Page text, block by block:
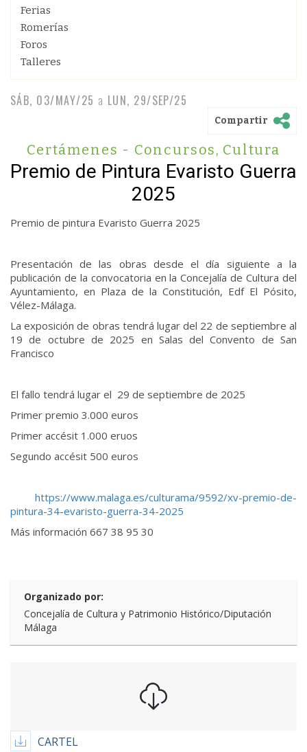
Ferias
Romerías
Foros
Talleres
SÁB, 03/MAY/25 a LUN, 29/SEP/25
Compartir
Certámenes - Concursos, Cultura
Premio de Pintura Evaristo Guerra
2025
Premio de pintura Evaristo Guerra 2025
Presentación de las obras desde el día siguiente a la
publicación de la convocatoria en la Concejalía de Cultura del
Ayuntamiento, en Plaza de la Constitución, Edf El Pósito,
Vélez-Málaga.
La exposición de obras tendrá lugar del 22 de septiembre al
19 de octubre de 2025 en Salas del Convento de San
Francisco
El fallo tendrá lugar el 29 de septiembre de 2025
Primer premio 3.000 euros
Primer accésit 1.000 eruos
Segundo accésit 500 euros
https://www.malaga.es/culturama/9592/xv-premio-de-
pintura-34-evaristo-guerra-34-2025
Más información 667 38 95 30
Organizado por:
Concejalía de Cultura y Patrimonio Histórico/Diputación
Málaga
CARTEL